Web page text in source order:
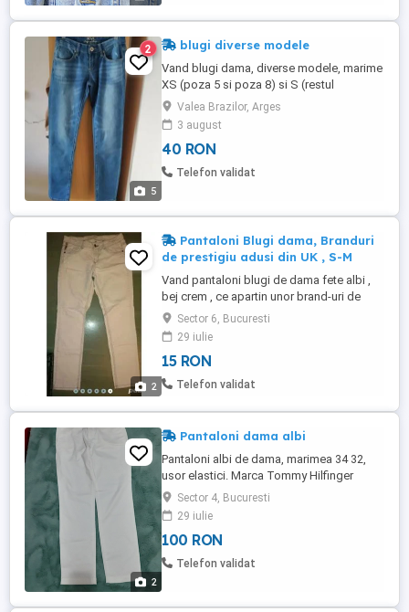
5
2 blugi diverse modele
Vand blugi dama, diverse modele, marime
XS (poza 5 si poza 8) si S (restul
pozelor), purtati, dar in stare foarte buna.
Pret 40 lei bucata. Predare personala
Bucuresti, sector 6.
Valea Brazilor, Arges
3 august
40 RON
Telefon validat
2
Pantaloni Blugi dama, Branduri
de prestigiu adusi din UK , S-M
Vand pantaloni blugi de dama fete albi ,
bej crem , ce apartin unor brand-uri de
prestigiu ca : C&A Clockhouse , Topshop ,
WareHouse , si altele , adusi din Londra .
Pantalonii sunt ca noi , in stare perfecta ,
fara defecte ascunse , unii purtati doar de
1-2 ori si sunt masuri S si M . Pt mai multe
Sector 6, Bucuresti
29 iulie
15 RON
Telefon validat
2
Pantaloni dama albi
Pantaloni albi de dama, marimea 34 32,
usor elastici. Marca Tommy Hilfinger
Sector 4, Bucuresti
29 iulie
100 RON
Telefon validat